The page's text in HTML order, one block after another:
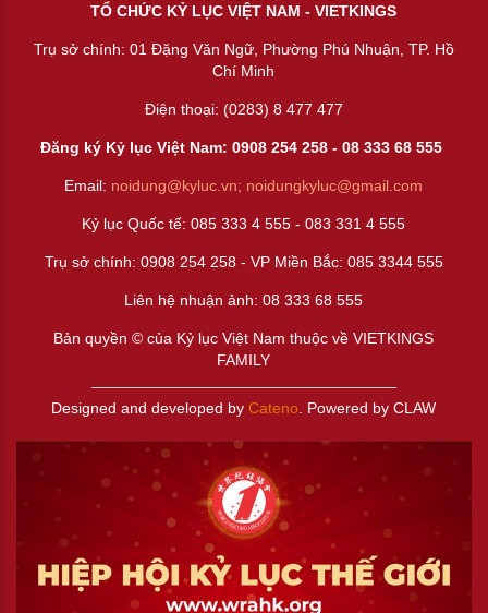
TỔ CHỨC KỶ LỤC VIỆT NAM - VIETKINGS
Trụ sở chính: 01 Đặng Văn Ngữ, Phường Phú Nhuận, TP. Hồ
Chí Minh
Điện thoại: (0283) 8 477 477
Đăng ký Kỷ lục Việt Nam: 0908 254 258 -08 333 68 555
Email: noidung@kyluc.vn; noidungkyluc@gmail.com
Kỷ lục Quốc tế: 085 333 4 555 - 083 331 4 555
Trụ sở chính: 0908 254 258 - VP Miền Bắc: 085 3344 555
Liên hệ nhuận ảnh:08 333 68 555
Bản quyền © của Kỷ lục Việt Nam thuộc về VIETKINGS
FAMILY
Designed and developed byCateno . Powered by CLAW